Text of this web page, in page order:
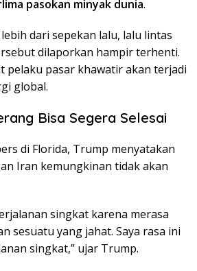
pasokan minyak dunia.
dari sepekan lalu, lalu lintas
dilaporkan hampir terhenti.
pelaku pasar khawatir akan terjadi
global.
Bisa Segera Selesai
di Florida, Trump menyatakan
Iran kemungkinan tidak akan
singkat karena merasa
sesuatu yang jahat. Saya rasa ini
singkat,” ujar Trump.